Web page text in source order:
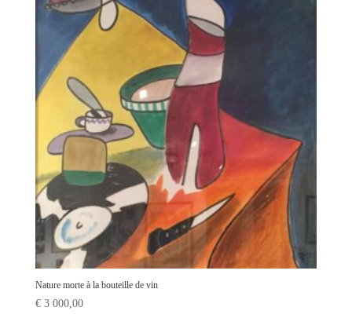
Nature morte à la bouteille de vin
€3 000,00